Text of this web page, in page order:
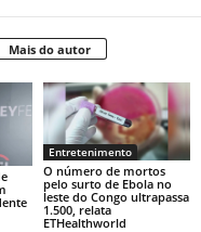
Mais do autor
Entretenimento
O número de mortos
pelo surto de Ebola no
leste do Congo ultrapassa
1.500, relata
ETHealthworld